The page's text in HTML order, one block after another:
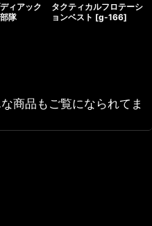
ィアック
隊
タクティカルフロテーシ
ョンベスト [g-166]
商品もご覧になられてま